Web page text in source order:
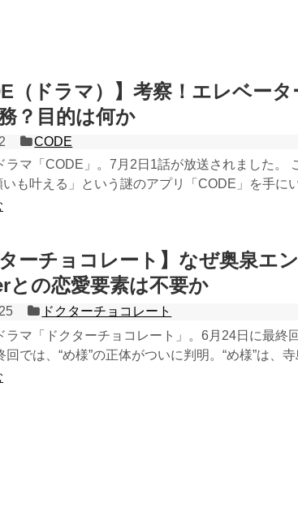
（ドラマ）】考察！エレベー
？目的は何か
CODE
ラマ「CODE」。7月2日1話が放送されました。
いも叶える」という謎のアプリ「CODE」を手に
ターチョコレート】なぜ奥泉エ
との恋愛要素は不要か
ドクターチョコレート
ラマ「ドクターチョコレート」。6月24日に最終
回では、“め様”の正体がついに判明。“め様”は、寺